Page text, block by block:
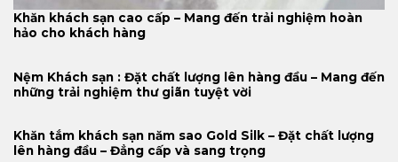
Khăn khách sạn cao cấp – Mang đến trải nghiệm hoàn
hảo cho khách hàng
Nệm Khách sạn : Đặt chất lượng lên hàng đầu – Mang đến
những trải nghiệm thư giãn tuyệt vời
Khăn tắm khách sạn năm sao Gold Silk – Đặt chất lượng
lên hàng đầu – Đẳng cấp và sang trọng